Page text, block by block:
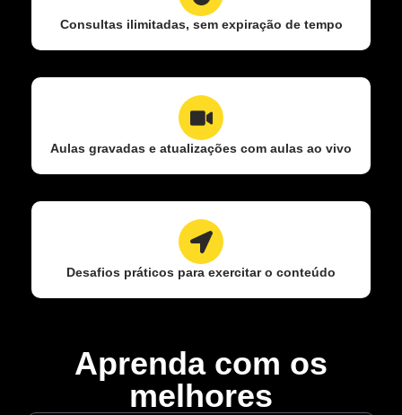
Consultas ilimitadas, sem expiração de tempo
Aulas gravadas e atualizações com aulas ao vivo
Desafios práticos para exercitar o conteúdo
Aprenda com os
melhores